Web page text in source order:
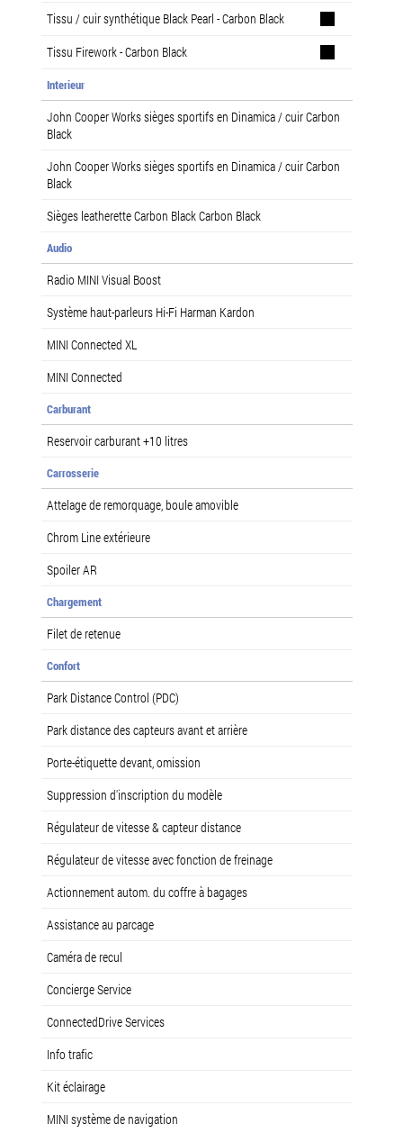
Tissu / cuir synthétique Black Pearl - Carbon Black
Tissu Firework - Carbon Black
Interieur
John Cooper Works sièges sportifs en Dinamica / cuir Carbon
Black
John Cooper Works sièges sportifs en Dinamica / cuir Carbon
Black
Sièges leatherette Carbon Black Carbon Black
Audio
Radio MINI Visual Boost
Système haut-parleurs Hi-Fi Harman Kardon
MINI Connected XL
MINI Connected
Carburant
Reservoir carburant +10 litres
Carrosserie
Attelage de remorquage, boule amovible
Chrom Line extérieure
Spoiler AR
Chargement
Filet de retenue
Confort
Park Distance Control (PDC)
Park distance des capteurs avant et arrière
Porte-étiquette devant, omission
Suppression d'inscription du modèle
Régulateur de vitesse & capteur distance
Régulateur de vitesse avec fonction de freinage
Actionnement autom. du coffre à bagages
Assistance au parcage
Caméra de recul
Concierge Service
ConnectedDrive Services
Info trafic
Kit éclairage
MINI système de navigation